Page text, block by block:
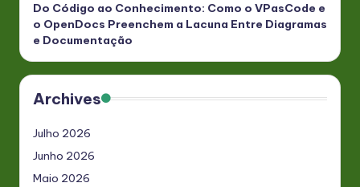
Do Código ao Conhecimento: Como o VPasCode e
o OpenDocs Preenchem a Lacuna Entre Diagramas
e Documentação
Archives
Julho 2026
Junho 2026
Maio 2026